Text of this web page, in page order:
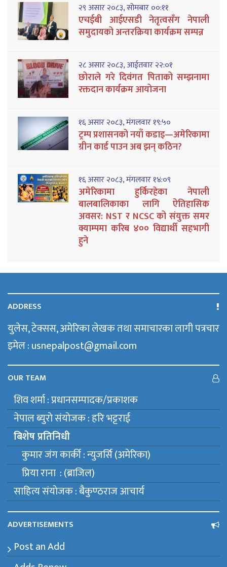
२९ असार २०८३, सोमबार ००:११
एचईबी आईएसडी नेतृत्वसँग नेपाली
समुदायको अन्तरक्रिया कार्यक्रम सम्पन्न
२८ असार २०८३, आईतवार २२:०१
छोराले गरे दिवंगत पिताको सम्झनामा
रक्तदान कार्यक्रम आयोजना
१६ असार २०८३, मंगलवार १९:५०
ट्रम्प प्रशासनको नयाँ कडाइ—अमेरिकामा
ग्रीन कार्ड पाउन अब झन् कठिन?
१६ असार २०८३, मंगलवार १४:०९
अमेरिकामा हुर्किरहेका नेपाली
बालबालिकाका लागि ऐतिहासिक
अवसर: NST र NCSC को संयुक्त समर
क्याम्पमा करिब ४०० विद्यार्थी सहभागी
हुने
ADDRESS
युलेस, टेक्सस, अमेरिका लेखक तथा समाचारका लागी पत्रचार
इमेल : usnepalpost@gmail.com
OUR TEAM
शिव शर्मा : प्रधानसम्पादक/प्रकाशक
नेपाल ब्युराे संयाेजक : हरि भट्टराई
बिशेष प्रतिनिधी
कुमार जंग कार्की : न्युजर्सि (अमेरिका)
प्रिया राना : (ब्राजिल)
साहित्य संयाेजक : बैकुण्ठराज आचार्य
ADVERTISEMENTS
Post an Add